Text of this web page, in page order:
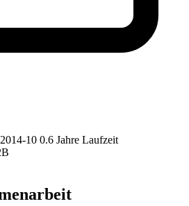
10 0.6 Jahre Laufzeit